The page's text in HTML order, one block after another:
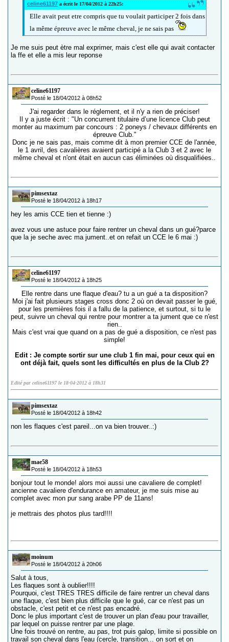
celine61197 a écrit le 17/04/2012 à 22h25:
Elle avait peut etre compris que tu voulait participer 2 fois dans
la même épreuve avec le même cheval, je ne sais pas
Je me suis peut ètre mal exprimer, mais c'est elle qui avait contacter
la ffe et elle a mis leur reponse
celine61197
Posté le 18/04/2012 à 08h52
J'ai regarder dans le réglement, et il n'y a rien de préciser!
Il y a juste écrit : "Un concurrent titulaire d’une licence Club peut
monter au maximum par concours : 2 poneys / chevaux différents en
épreuve Club."
Donc je ne sais pas, mais comme dit à mon premier CCE de l'année,
le 1 avril, des cavalières avaient participé a la Club 3 et 2 avec le
même cheval et n'ont était en aucun cas éliminées où disqualifiées..
pimsextaz
Posté le 18/04/2012 à 18h17
hey les amis CCE tien et tienne :)
avez vous une astuce pour faire rentrer un cheval dans un gué?parce
que la je seche avec ma jument..et on refait un CCE le 6 mai :)
celine61197
Posté le 18/04/2012 à 18h25
Elle rentre dans une flaque d'eau? tu a un gué a ta disposition?
Moi j'ai fait plusieurs stages cross donc 2 où on devait passer le gué,
pour les premières fois il a fallu de la patience, et surtout, si tu le
peut, suivre un cheval qui rentre pour montrer a ta jument que ce n'est
rien..
Mais c'est vrai que quand on a pas de gué a disposition, ce n'est pas
simple!
Edit : Je compte sortir sur une club 1 fin mai, pour ceux qui en
ont déjà fait, quels sont les difficultés en plus de la Club 2?
Edité par celine61197 le 18-04-2012 à 18h31
pimsextaz
Posté le 18/04/2012 à 18h42
non les flaques c'est pareil...on va bien trouver..:)
mae58
Posté le 18/04/2012 à 18h53
bonjour tout le monde! alors moi aussi une cavaliere de complet!
ancienne cavaliere d'endurance en amateur, je me suis mise au
complet avec mon pur sang arabe PP de 11ans!
je mettrais des photos plus tard!!!!
moinum
Posté le 18/04/2012 à 20h06
Salut à tous,
Les flaques sont à oublier!!!!
Pourquoi, c'est TRES TRES difficile de faire rentrer un cheval dans
une flaque, c'est bien plus difficile que le gué, car ce n'est pas un
obstacle, c'est petit et ce n'est pas encadré.
Donc le plus important c'est de trouver un plan d'eau pour travailler,
par lequel on puisse rentrer par une plage.
Une fois trouvé on rentre, au pas, trot puis galop, limite si possible on
travail son cheval dans l'eau (cercle, transition... on sort et on